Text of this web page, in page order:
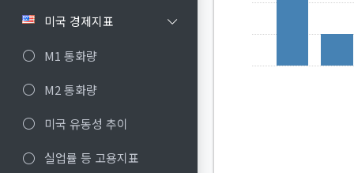
미국 경제지표
M1 통화량
M2 통화량
미국 유동성 추이
실업률 등 고용지표